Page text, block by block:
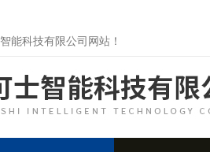
能科技有限公司网站！